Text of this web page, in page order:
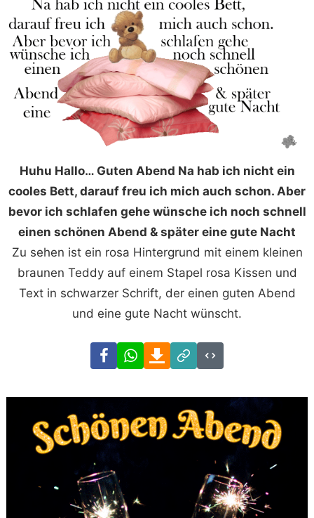
Huhu Hallo… Guten Abend Na hab ich nicht ein
cooles Bett, darauf freu ich mich auch schon. Aber
bevor ich schlafen gehe wünsche ich noch schnell
einen schönen Abend & später eine gute Nacht
Zu sehen ist ein rosa Hintergrund mit einem kleinen
braunen Teddy auf einem Stapel rosa Kissen und
Text in schwarzer Schrift, der einen guten Abend
und eine gute Nacht wünscht.
FacebookWhatsAppDownload
Link
Code